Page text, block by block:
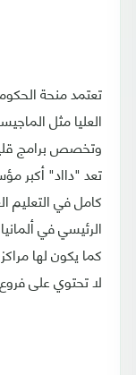
تعتمد منحة
العليا مثل
وتخصص برامج
تعد "دااد" أكبر
كامل في التعليم
كما يكون لها
لا تحتوي على فروع